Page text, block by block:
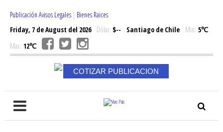
Publicación Avisos Legales | Bienes Raices
Friday, 7 de August del 2026Dólar: $-- Santiago de Chile Min: 5℃
Max: 12℃
COTIZAR PUBLICACION